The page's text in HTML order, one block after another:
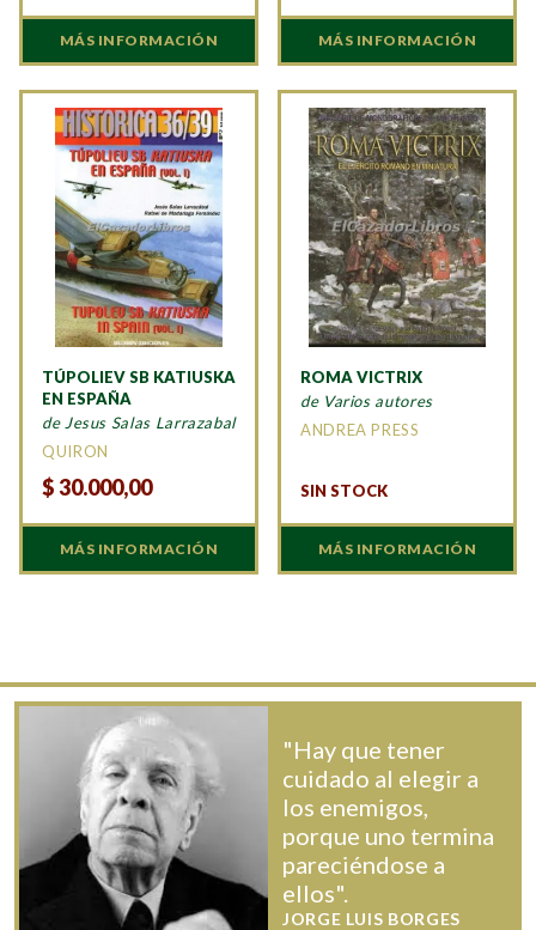
MÁS INFORMACIÓN MÁS INFORMACIÓN
TÚPOLIEV SB KATIUSKA
EN ESPAÑA
de Jesus Salas Larrazabal
QUIRON
$30.000,00
MÁS INFORMACIÓN
ROMA VICTRIX
de Varios autores
ANDREA PRESS
SIN STOCK
MÁS INFORMACIÓN
"Hay que tener
cuidado al elegir a
los enemigos,
porque uno termina
pareciéndose a
ellos".
JORGE LUIS BORGES